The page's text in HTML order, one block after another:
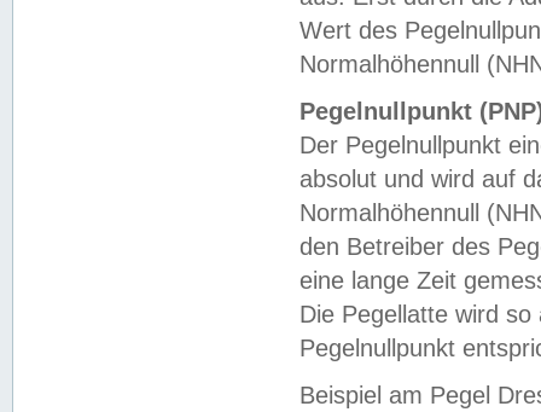
Wert des
Normalhöhennull
Pegelnullpunkt
Der Pegelnullpunkt
absolut und wird auf
Normalhöhennull
den Betreiber des
eine lange Zeit
Die Pegellatte wird
Pegelnullpunkt
Beispiel am Pegel